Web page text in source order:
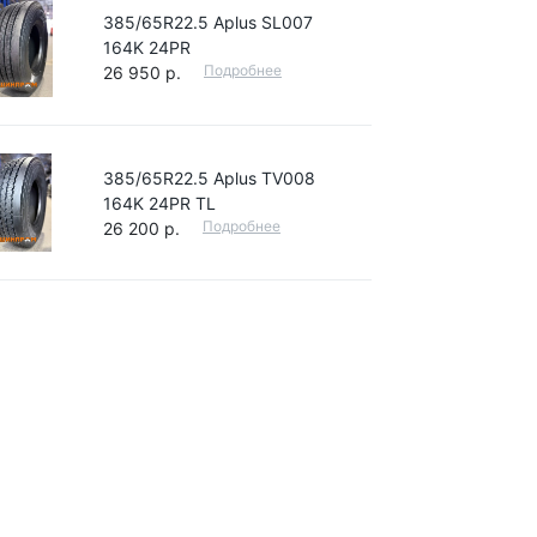
385/65R22.5 Aplus SL007
164K 24PR
26 950 р.
Подробнее
385/65R22.5 Aplus TV008
164K 24PR TL
26 200 р.
Подробнее